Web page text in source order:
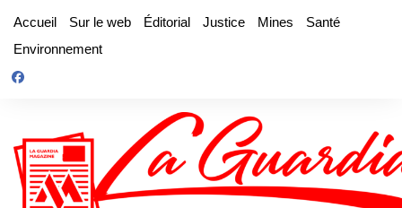
contenu
Accueil Sur le web Éditorial Justice Mines
Santé
Environnement